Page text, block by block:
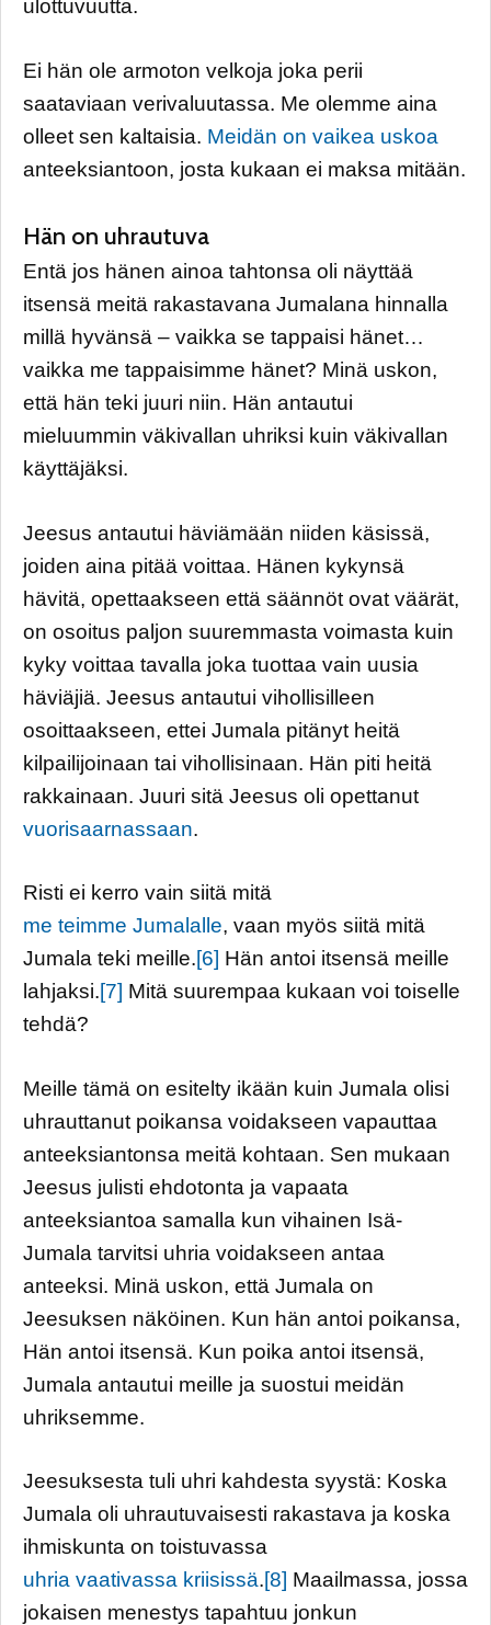
ulottuvuutta.
Ei hän ole armoton velkoja joka perii
saataviaan verivaluutassa. Me olemme aina
olleet sen kaltaisia. Meidän on vaikea uskoa
anteeksiantoon, josta kukaan ei maksa mitään.
Hän on uhrautuva
Entä jos hänen ainoa tahtonsa oli näyttää
itsensä meitä rakastavana Jumalana hinnalla
millä hyvänsä – vaikka se tappaisi hänet…
vaikka me tappaisimme hänet? Minä uskon,
että hän teki juuri niin. Hän antautui
mieluummin väkivallan uhriksi kuin väkivallan
käyttäjäksi.
Jeesus antautui häviämään niiden käsissä,
joiden aina pitää voittaa. Hänen kykynsä
hävitä, opettaakseen että säännöt ovat väärät,
on osoitus paljon suuremmasta voimasta kuin
kyky voittaa tavalla joka tuottaa vain uusia
häviäjiä. Jeesus antautui vihollisilleen
osoittaakseen, ettei Jumala pitänyt heitä
kilpailijoinaan tai vihollisinaan. Hän piti heitä
rakkainaan. Juuri sitä Jeesus oli opettanut
vuorisaarnassaan.
Risti ei kerro vain siitä mitä
me teimme Jumalalle, vaan myös siitä mitä
Jumala teki meille.[6] Hän antoi itsensä meille
lahjaksi.[7] Mitä suurempaa kukaan voi toiselle
tehdä?
Meille tämä on esitelty ikään kuin Jumala olisi
uhrauttanut poikansa voidakseen vapauttaa
anteeksiantonsa meitä kohtaan. Sen mukaan
Jeesus julisti ehdotonta ja vapaata
anteeksiantoa samalla kun vihainen Isä-
Jumala tarvitsi uhria voidakseen antaa
anteeksi. Minä uskon, että Jumala on
Jeesuksen näköinen. Kun hän antoi poikansa,
Hän antoi itsensä. Kun poika antoi itsensä,
Jumala antautui meille ja suostui meidän
uhriksemme.
Jeesuksesta tuli uhri kahdesta syystä: Koska
Jumala oli uhrautuvaisesti rakastava ja koska
ihmiskunta on toistuvassa
uhria vaativassa kriisissä.[8] Maailmassa, jossa
jokaisen menestys tapahtuu jonkun